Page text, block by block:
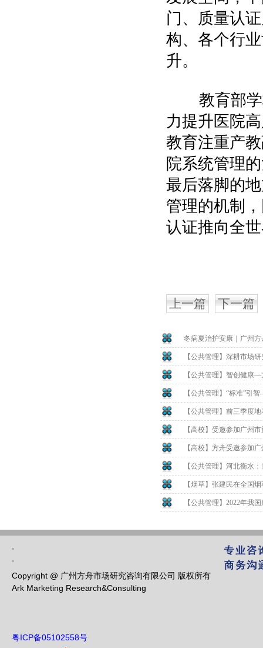
门、质量认
构、各个行
升。
教育部学
力提升医院
教育注重产
院系统管理
最后落脚的
管理的机制
认证推向全
上一篇 下一篇
冬病夏治护安康｜广州
【公共管理】深耕市场
【公共管理】智创健康
【公共管理】“标准”引
【公共管理】前三季度
【高校】受邀参加广州
【高校】方舟受邀参加
【公共管理】河北衡水
【烟草】张建民在全国
【公共管理】2022年我
"
"
Copyright @ 广州方舟市场研究咨询有限公司 版权所有
Ark Marketing Research&Consulting
粤ICP备05102558号